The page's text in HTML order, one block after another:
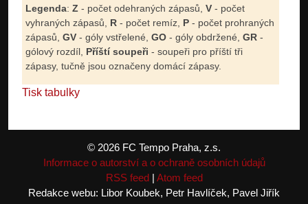
Legenda: Z - počet odehraných zápasů, V - počet
vyhraných zápasů, R - počet remíz, P - počet prohraných
zápasů, GV - góly vstřelené, GO - góly obdržené, GR -
gólový rozdíl, Příští soupeři - soupeři pro příští tři
zápasy, tučně jsou označeny domácí zápasy.
Tisk tabulky
© 2026 FC Tempo Praha, z.s.
Informace o autorství a o ochraně osobních údajů
RSS feed| Atom feed
Redakce webu: Libor Koubek, Petr Havlíček, Pavel Jiřík